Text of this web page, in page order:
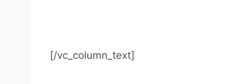
[/vc_column_text]